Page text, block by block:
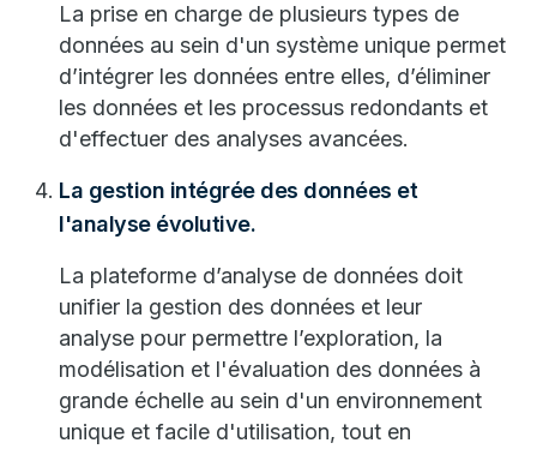
La prise en charge de plusieurs types de
données au sein d'un système unique permet
d’intégrer les données entre elles, d’éliminer
les données et les processus redondants et
d'effectuer des analyses avancées.
La gestion intégrée des données et
l'analyse évolutive.
La plateforme d’analyse de données doit
unifier la gestion des données et leur
analyse pour permettre l’exploration, la
modélisation et l'évaluation des données à
grande échelle au sein d'un environnement
unique et facile d'utilisation, tout en